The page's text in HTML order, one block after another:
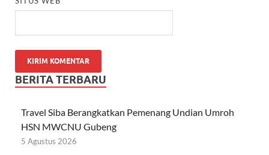
BERITA TERBARU
Travel Siba Berangkatkan Pemenang Undian Umroh
HSN MWCNU Gubeng
5 Agustus 2026